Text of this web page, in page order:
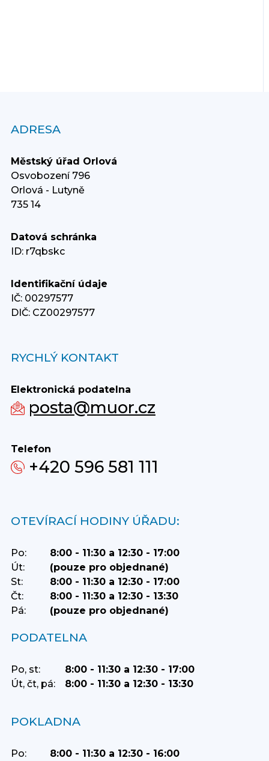
ADRESA
Městský úřad Orlová
Osvobození 796
Orlová - Lutyně
735 14
Datová schránka
ID: r7qbskc
Identifikační údaje
IČ: 00297577
DIČ: CZ00297577
RYCHLÝ KONTAKT
Elektronická podatelna
posta@muor.cz
Telefon
+420 596 581 111
OTEVÍRACÍ HODINY ÚŘADU:
Po:
8:00 - 11:30 a 12:30 - 17:00
Út:
(pouze pro objednané)
St:
8:00 - 11:30 a 12:30 - 17:00
Čt:
8:00 - 11:30 a 12:30 - 13:30
Pá:
(pouze pro objednané)
PODATELNA
Po, st:
8:00 - 11:30 a 12:30 - 17:00
Út, čt, pá:
8:00 - 11:30 a 12:30 - 13:30
POKLADNA
Po:
8:00 - 11:30 a 12:30 - 16:00